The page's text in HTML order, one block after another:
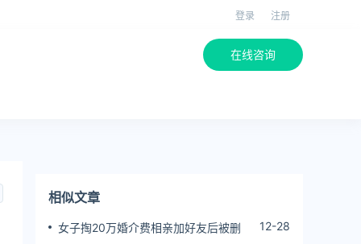
登录 注册
在线咨询
相似文章
女子掏20万婚介费相亲加好友后被删 12-28